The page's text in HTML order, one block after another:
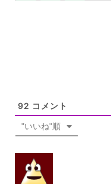
92 コメント
"いいね"順